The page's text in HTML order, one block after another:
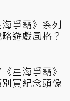
爭霸》系列
遊戲風格？
星海爭霸》
買紀念頭像